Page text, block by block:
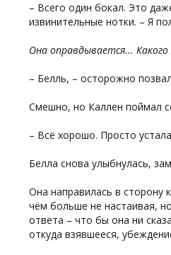
– Всего один бокал. Это
извинительные нотки. – Я
Она оправдывается...
– Белль, – осторожно
Смешно, но Каллен поймал
– Всё хорошо. Просто
Белла снова улыбнулась,
Она направилась в сторону
чём больше не настаивая,
ответа – что бы она ни
откуда взявшееся,